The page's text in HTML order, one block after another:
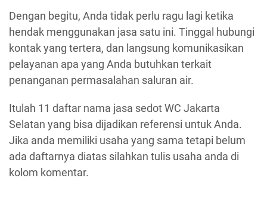
Dengan begitu, Anda tidak perlu ragu lagi ketika
hendak menggunakan jasa satu ini. Tinggal hubungi
kontak yang tertera, dan langsung komunikasikan
pelayanan apa yang Anda butuhkan terkait
penanganan permasalahan saluran air.
Itulah 11 daftar nama jasa sedot WC Jakarta
Selatan yang bisa dijadikan referensi untuk Anda.
Jika anda memiliki usaha yang sama tetapi belum
ada daftarnya diatas silahkan tulis usaha anda di
kolom komentar.